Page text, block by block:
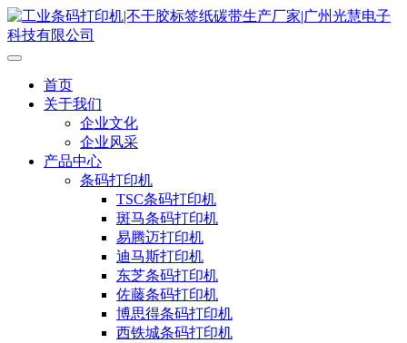
首页
关于我们
企业文化
企业风采
产品中心
条码打印机
TSC条码打印机
斑马条码打印机
易腾迈打印机
迪马斯打印机
东芝条码打印机
佐藤条码打印机
博思得条码打印机
西铁城条码打印机